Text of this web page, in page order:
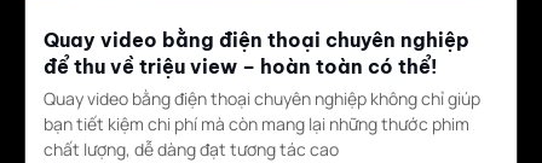
Quay video bằng điện thoại chuyên nghiệp
để thu về triệu view – hoàn toàn có thể!
Quay video bằng điện thoại chuyên nghiệp không chỉ giúp
bạn tiết kiệm chi phí mà còn mang lại những thước phim
chất lượng, dễ dàng đạt tương tác cao